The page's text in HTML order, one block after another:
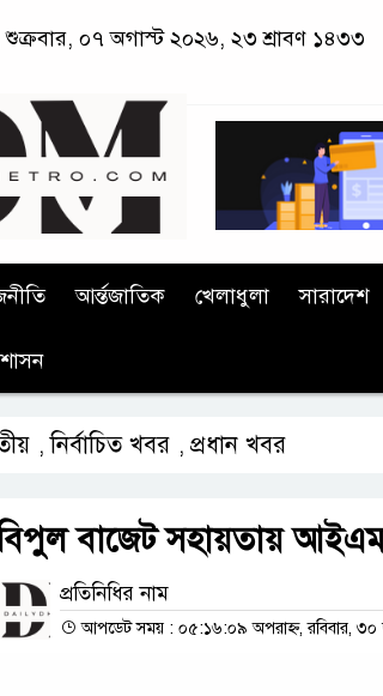
শুক্রবার, ০৭ অগাস্ট ২০২৬, ২৩ শ্রাবণ ১৪৩৩
আর্ন্তজাতিক খেলাধুলা সারাদেশ
,নির্বাচিত খবর , প্রধান খবর
বাজেট সহায়তায়
প্রতিনিধির নাম
আপডেট সময় : ০৫:১৬:০৯ অপরাহ্ন, রবিবার,